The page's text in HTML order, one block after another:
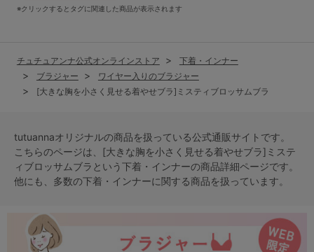
※クリックするとタグに関連した商品が表示されます
チュチュアンナ公式オンラインストア
下着・インナー
ブラジャー
ワイヤー入りのブラジャー
[大きな胸を小さく見せる着やせブラ]ミスティブロッサムブラ
tutuannaオリジナルの商品を扱っている公式通販サイトです。
こちらのページは、[大きな胸を小さく見せる着やせブラ]ミステ
ィブロッサムブラという下着・インナーの商品詳細ページです。
他にも、多数の下着・インナーに関する商品を扱っています。